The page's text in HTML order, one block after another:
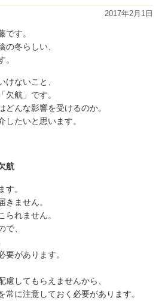
開
催
2017年2月1日
です。
の冬らしい、
。
けないこと、
欠航」です。
どんな影響を受けるのか。
したいと思います。
航
す。
きません。
られません。
で、
要があります。
慮してもらえませんから、
に注意しておく必要があります。